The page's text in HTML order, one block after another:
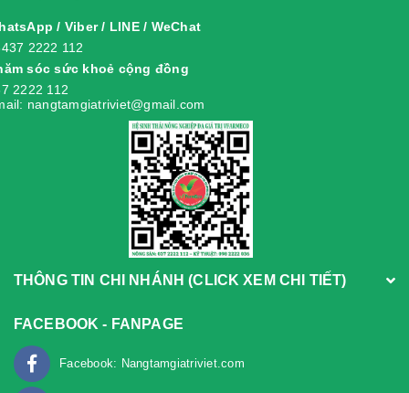
/ Viber / LINE / WeChat
2222 112
sóc sức khoẻ cộng đồng
2222 112
nangtamgiatriviet@gmail.com
THÔNG TIN CHI NHÁNH (CLICK XEM CHI TIẾT)
FACEBOOK - FANPAGE
Facebook: Nangtamgiatriviet.com